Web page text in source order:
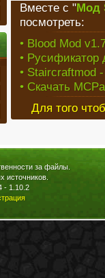
Вместе с "Мод
посмотреть:
• Blood Mod
• Русификатор
• Staircraftmod
• Скачать
Для того
за файлы.
источников.
- 1.10.2